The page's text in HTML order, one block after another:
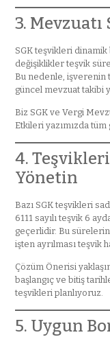
3.
SGK teşvikleri
değişiklikler teşvik
Bu nedenle, işverenin
güncel mevzuat takibi
Biz SGK ve Vergi
Etkileri yazımızda
4.
Yönetin
Bazı SGK teşvikleri
6111 sayılı teşvik 6
geçerlidir. Bu sürelerin
işten ayrılması teşvik
Çözüm Önerisi
başlangıç ve bitiş
teşvikleri planlıyoruz.
5. Uygun